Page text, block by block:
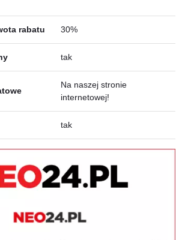
rabatu 30%
tak
Na naszej stronie
internetowej!
tak